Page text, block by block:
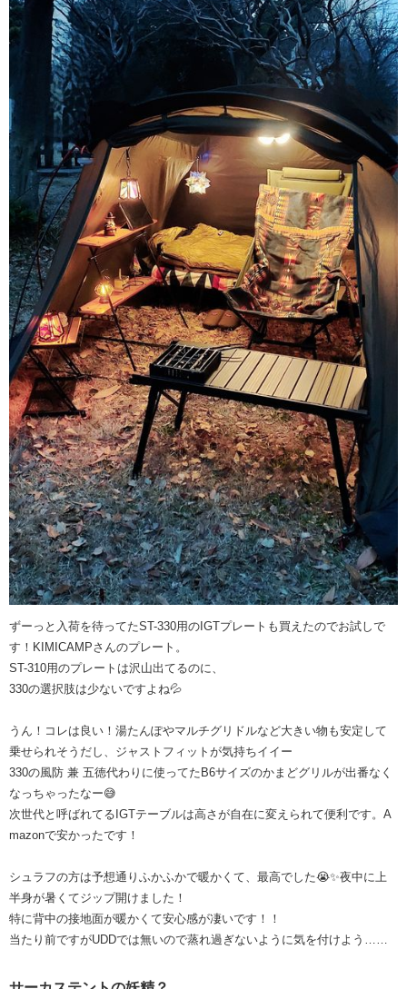
ずーっと入荷を待ってたST-330用のIGTプレートも買えたのでお試しで
す！KIMICAMPさんのプレート。
ST-310用のプレートは沢山出てるのに、
330の選択肢は少ないですよね💦
うん！コレは良い！湯たんぽやマルチグリドルなど大きい物も安定して
乗せられそうだし、ジャストフィットが気持ちイイー
330の風防 兼 五徳代わりに使ってたB6サイズのかまどグリルが出番なく
なっちゃったなー😅
次世代と呼ばれてるIGTテーブルは高さが自在に変えられて便利です。A
mazonで安かったです！
シュラフの方は予想通りふかふかで暖かくて、最高でした😭✨夜中に上
半身が暑くてジップ開けました！
特に背中の接地面が暖かくて安心感が凄いです！！
当たり前ですがUDDでは無いので蒸れ過ぎないように気を付けよう……